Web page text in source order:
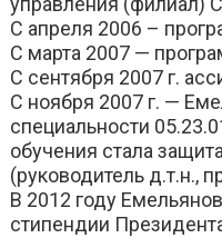
С апреля 2006 –
С марта 2007 —
С сентября 2007 г.
С ноября 2007 г. —
специальности
обучения стала
(руководитель д.т.н.,
В 2012 году
стипендии